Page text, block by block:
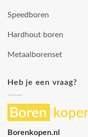
Speedboren
Hardhout boren
Metaalborenset
Heb je een vraag?
Borenkopen.nl